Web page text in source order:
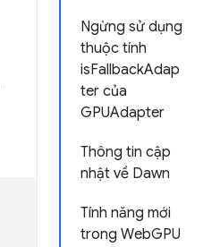
Ngừng sử dụng
thuộc tính
isFallbackAdap
ter của
GPUAdapter
Thông tin cập
nhật về Dawn
Tính năng mới
trong WebGPU